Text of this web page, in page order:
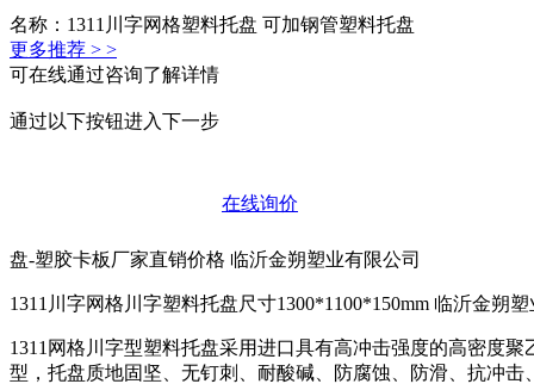
名称：1311川字网格塑料托盘 可加钢管塑料托盘
更多推荐 > >
可在线通过咨询了解详情
通过以下按钮进入下一步
在线询价
盘-塑胶卡板厂家直销价格 临沂金朔塑业有限公司
1311川字网格川字塑料托盘尺寸1300*1100*150mm 临沂金朔
1311网格川字型塑料托盘采用进口具有高冲击强度的高密度
型，托盘质地固坚、无钉刺、耐酸碱、防腐蚀、防滑、抗冲击